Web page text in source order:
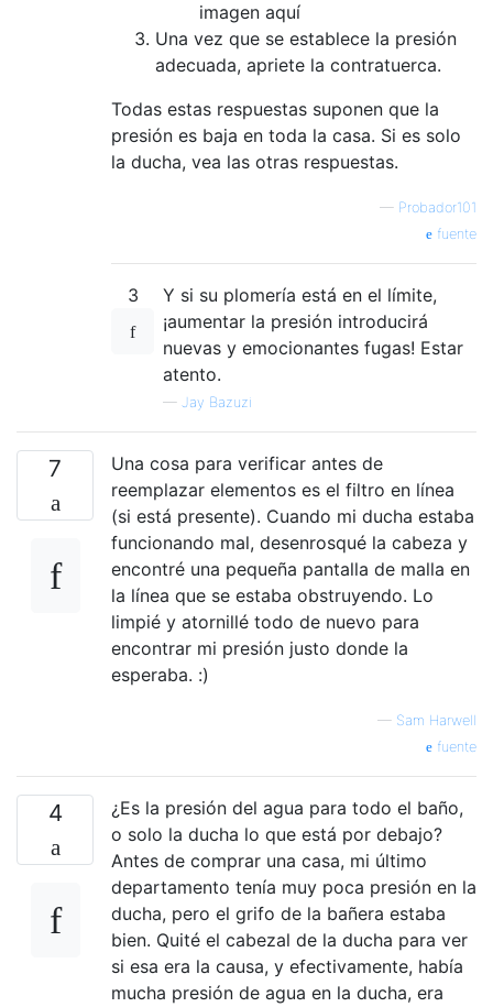
Una vez que se establece la presión
adecuada, apriete la contratuerca.
Todas estas respuestas suponen que la
presión es baja en toda la casa. Si es solo
la ducha, vea las otras respuestas.
— Probador101
fuente
3
Y si su plomería está en el límite,
¡aumentar la presión introducirá
nuevas y emocionantes fugas! Estar
atento.
— Jay Bazuzi
7
Una cosa para verificar antes de
reemplazar elementos es el filtro en línea
(si está presente). Cuando mi ducha estaba
funcionando mal, desenrosqué la cabeza y
encontré una pequeña pantalla de malla en
la línea que se estaba obstruyendo. Lo
limpié y atornillé todo de nuevo para
encontrar mi presión justo donde la
esperaba. :)
— Sam Harwell
fuente
4
¿Es la presión del agua para todo el baño,
o solo la ducha lo que está por debajo?
Antes de comprar una casa, mi último
departamento tenía muy poca presión en la
ducha, pero el grifo de la bañera estaba
bien. Quité el cabezal de la ducha para ver
si esa era la causa, y efectivamente, había
mucha presión de agua en la ducha, era